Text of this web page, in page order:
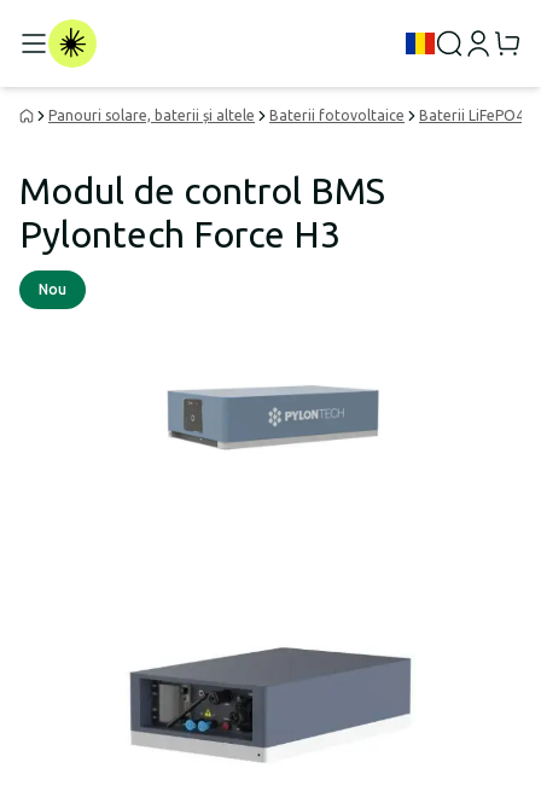
Panouri solare, baterii și altele Baterii fotovoltaice Baterii LiFePO4
Modul de control BMS
Pylontech Force H3
Nou